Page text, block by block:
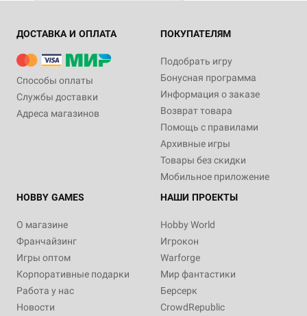
ДОСТАВКА И ОПЛАТА
Способы оплаты
Службы доставки
Адреса магазинов
ПОКУПАТЕЛЯМ
Подобрать игру
Бонусная программа
Информация о заказе
Возврат товара
Помощь с правилами
Архивные игры
Товары без скидки
Мобильное приложение
HOBBY GAMES
О магазине
Франчайзинг
Игры оптом
Корпоративные подарки
Работа у нас
Новости
НАШИ ПРОЕКТЫ
Hobby World
Игрокон
Warforge
Мир фантастики
Берсерк
CrowdRepublic